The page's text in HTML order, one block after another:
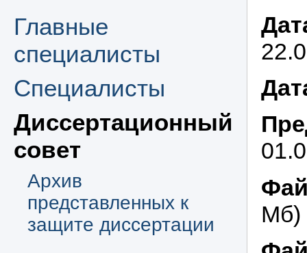
Главные
специалисты
Специалисты
Диссертационный
совет
Архив
представленных к
защите диссертации
Мб)